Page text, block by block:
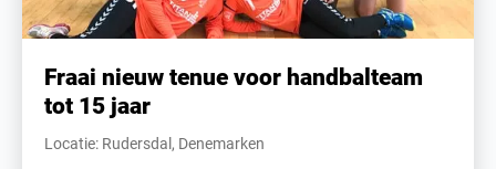
Fraai nieuw tenue voor handbalteam
tot 15 jaar
Locatie: Rudersdal, Denemarken